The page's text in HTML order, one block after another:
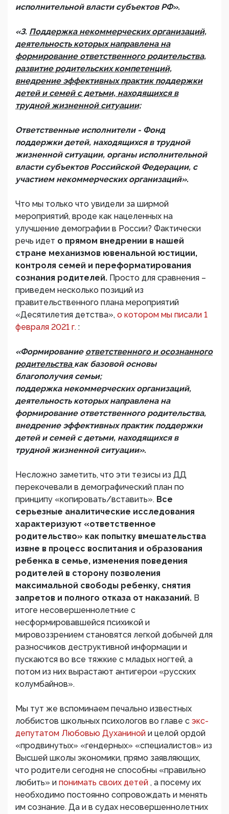
исполнительной власти субъектов РФ».
«3. Поддержка некоммерческих организаций,
деятельность которых направлена на
формирование ответственного родительства,
развитие родительских компетенций,
внедрение эффективных практик поддержки
детей и семей с детьми, находящихся в
трудной жизненной ситуации;
Ответственные исполнители - Фонд
поддержки детей, находящихся в трудной
жизненной ситуации, органы исполнительной
власти субъектов Российской Федерации, с
участием некоммерческих организаций».
Что мы только что увидели за ширмой
мероприятий, вроде как нацеленных на
улучшение демографии в России? Фактически
речь идет о прямом внедрении в нашей
стране механизмов ювенальной юстиции,
контроля семей и переформатирования
сознания родителей. Просто для сравнения –
приведем несколько позиций из
правительственного плана мероприятий
«Десятилетия детства», о котором мы писали 1
февраля 2021 г. :
«Формирование ответственного и осознанного
родительства как базовой основы
благополучия семьи;
поддержка некоммерческих организаций,
деятельность которых направлена на
формирование ответственного родительства,
внедрение эффективных практик поддержки
детей и семей с детьми, находящихся в
трудной жизненной ситуации».
Несложно заметить, что эти тезисы из ДД
перекочевали в демографический план по
принципу «копировать/вставить». Все
серьезные аналитические исследования
характеризуют «ответственное
родительство» как попытку вмешательства
извне в процесс воспитания и образования
ребенка в семье, изменения поведения
родителей в сторону позволения
максимальной свободы ребенку, снятия
запретов и полного отказа от наказаний. В
итоге несовершеннолетние с
несформировавшейся психикой и
мировоззрением становятся легкой добычей для
разносчиков деструктивной информации и
пускаются во все тяжкие с младых ногтей, а
потом из них вырастают антигерои «русских
колумбайнов».
Мы тут же вспоминаем печально известных
лоббистов школьных психологов во главе с экс-
депутатом Любовью Духаниной и целой ордой
«продвинутых» «гендерных» «специалистов» из
Высшей школы экономики, прямо заявляющих,
что родители сегодня не способны «правильно
любить» и понимать своих детей , а посему их
необходимо постоянно сопровождать и менять
им сознание. Да и в судах несовершеннолетних